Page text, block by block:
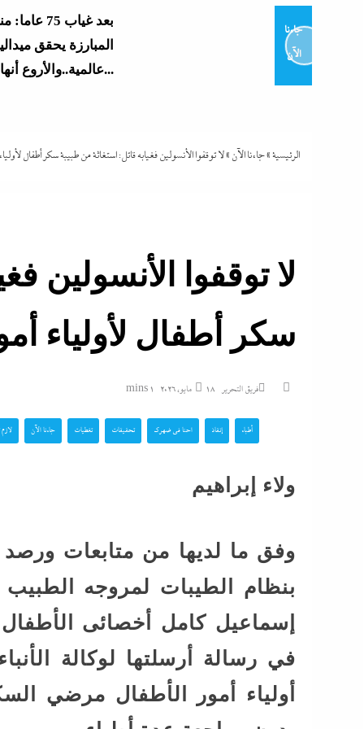
جاءنا
الآن
بعد غياب 75
المبارزة يحقق
عالمية..والأروع أنها...
التعليم بسبب...
بحلف إسرائيلي...
بأرشفة ورقمنة تراث
نورا الفرا تسطر:
اعترافات سالى
الصادمة تتوالى:
بالقلم فخنقتها ونمت...
الرئيسية»جاءنا الآن »لا توقفوا الأنسولين فغيابه قاتل: استغاثة من طبيبة سكر أطفال
لا توقفوا الأنسولين
سكر أطفال لأولياء
فريق التحرير 18 مايو، 2026 1 mins
أطباء إنقاذ احنا في ضهرك تحقيقات تغطيات جاءنا الآن
ولاء إبراهيم
وفق ما لديها من متابعات ورصد
بنظام الطيبات لمروجه
إسماعيل كامل أخصائى
في رسالة أرسلتها لوكالة
أولياء أمور الأطفال مرضي